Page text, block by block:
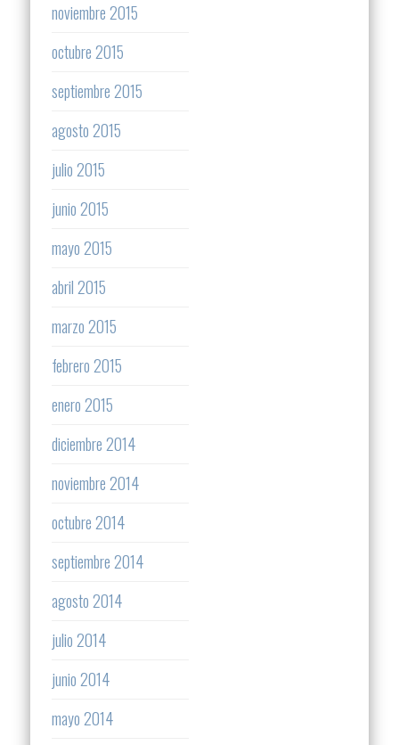
noviembre 2015
octubre 2015
septiembre 2015
agosto 2015
julio 2015
junio 2015
mayo 2015
abril 2015
marzo 2015
febrero 2015
enero 2015
diciembre 2014
noviembre 2014
octubre 2014
septiembre 2014
agosto 2014
julio 2014
junio 2014
mayo 2014